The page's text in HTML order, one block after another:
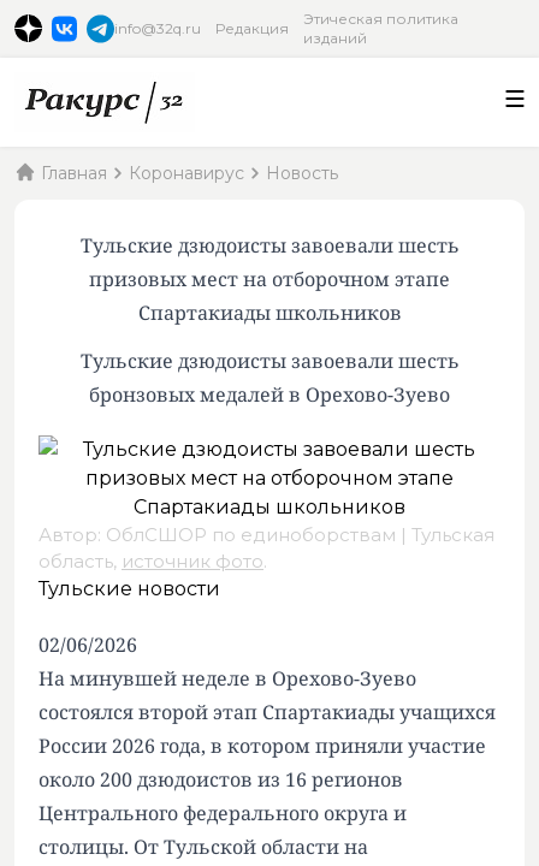
info@32q.ru Редакция
Этическая политика
изданий
Главная Коронавирус Новость
Тульские дзюдоисты завоевали шесть
призовых мест на отборочном этапе
Спартакиады школьников
Тульские дзюдоисты завоевали шесть
бронзовых медалей в Орехово-Зуево
Автор: ОблСШОР по единоборствам | Тульская
область, источник фото.
Тульские новости
02/06/2026
На минувшей неделе в Орехово-Зуево
состоялся второй этап Спартакиады учащихся
России 2026 года, в котором приняли участие
около 200 дзюдоистов из 16 регионов
Центрального федерального округа и
столицы. От Тульской области на